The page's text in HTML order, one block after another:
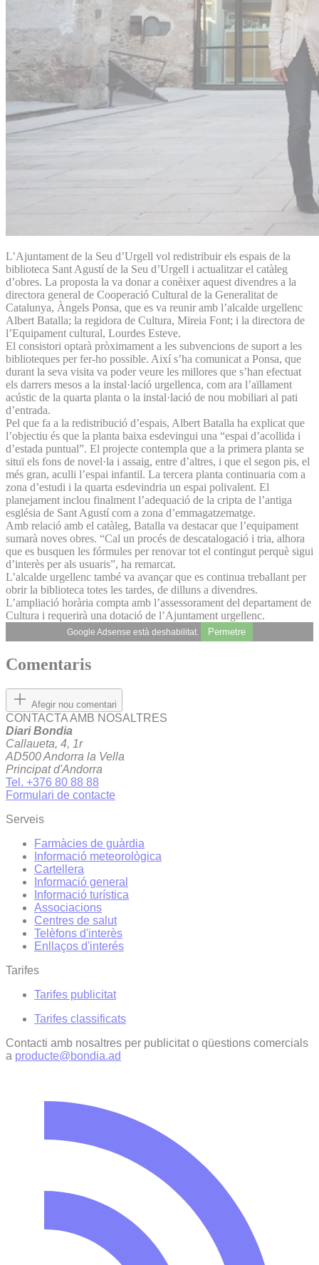
L’Ajuntament de la Seu d’Urgell vol redistribuir els espais de la
biblioteca Sant Agustí de la Seu d’Urgell i actualitzar el catàleg
d’obres. La proposta la va donar a conèixer aquest divendres a la
directora general de Cooperació Cultural de la Generalitat de
Catalunya, Àngels Ponsa, que es va reunir amb l’alcalde urgellenc
Albert Batalla; la regidora de Cultura, Mireia Font; i la directora de
l’Equipament cultural, Lourdes Esteve.
El consistori optarà pròximament a les subvencions de suport a les
biblioteques per fer-ho possible. Així s’ha comunicat a Ponsa, que
durant la seva visita va poder veure les millores que s’han efectuat
els darrers mesos a la instal·lació urgellenca, com ara l’aïllament
acústic de la quarta planta o la instal·lació de nou mobiliari al pati
d’entrada.
Pel que fa a la redistribució d’espais, Albert Batalla ha explicat que
l’objectiu és que la planta baixa esdevingui una “espai d’acollida i
d’estada puntual”. El projecte contempla que a la primera planta se
situï els fons de novel·la i assaig, entre d’altres, i que el segon pis, el
més gran, aculli l’espai infantil. La tercera planta continuaria com a
zona d’estudi i la quarta esdevindria un espai polivalent. El
planejament inclou finalment l’adequació de la cripta de l’antiga
església de Sant Agustí com a zona d’emmagatzematge.
Amb relació amb el catàleg, Batalla va destacar que l’equipament
sumarà noves obres. “Cal un procés de descatalogació i tria, alhora
que es busquen les fórmules per renovar tot el contingut perquè sigui
d’interès per als usuaris”, ha remarcat.
L’alcalde urgellenc també va avançar que es continua treballant per
obrir la biblioteca totes les tardes, de dilluns a divendres.
L’ampliació horària compta amb l’assessorament del departament de
Cultura i requerirà una dotació de l’Ajuntament urgellenc.
Google Adsense està deshabilitat. Permetre
Comentaris
Afegir nou comentari
CONTACTA AMB NOSALTRES
Diari Bondia
Callaueta, 4, 1r
AD500 Andorra la Vella
Principat d'Andorra
Tel. +376 80 88 88
Formulari de contacte
Serveis
Farmàcies de guàrdia
Informació meteorològica
Cartellera
Informació general
Informació turística
Associacions
Centres de salut
Telèfons d'interès
Enllaços d'interés
Tarifes
Tarifes publicitat
Tarifes classificats
Contacti amb nosaltres per publicitat o qüestions comercials
a producte@bondia.ad